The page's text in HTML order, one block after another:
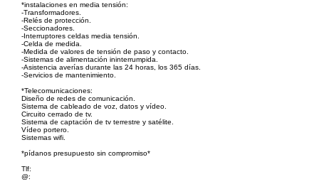
*instalaciones en media tensión:
-Transformadores.
-Relés de protección.
-Seccionadores.
-Interruptores celdas media tensión.
-Celda de medida.
-Medida de valores de tensión de paso y contacto.
-Sistemas de alimentación ininterrumpida.
-Asistencia averías durante las 24 horas, los 365 días.
-Servicios de mantenimiento.
*Telecomunicaciones:
Diseño de redes de comunicación.
Sistema de cableado de voz, datos y vídeo.
Circuito cerrado de tv.
Sistema de captación de tv terrestre y satélite.
Vídeo portero.
Sistemas wifi.
*pídanos presupuesto sin compromiso*
Tlf:
@: